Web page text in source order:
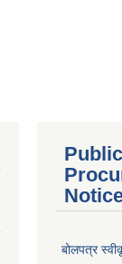
Public
बोलपत्र